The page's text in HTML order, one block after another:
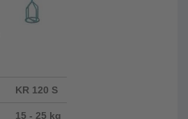
KR 120 S
15 - 25 kg